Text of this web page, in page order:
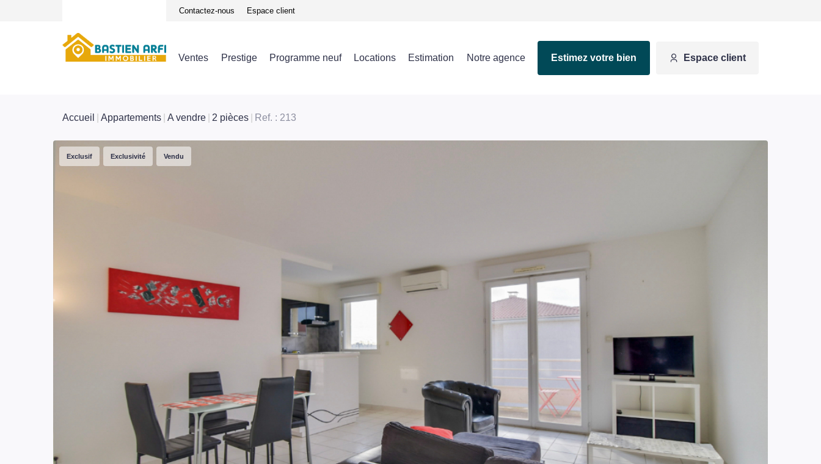
Contactez-nous Espace client
Ventes Prestige Programme neuf Locations Estimation Notre agence Estimez votre bien Espace client
Accueil Appartements A vendre 2 pièces Ref. : 213
Exclusif Exclusivité Vendu